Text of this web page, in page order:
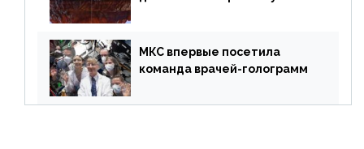
МКС впервые посетила
команда врачей-голограмм